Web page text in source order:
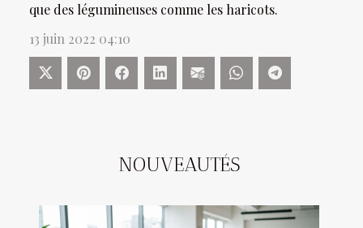
NOUVEAUTÉS
que des légumineuses comme les haricots.
13 juin 2022 04:10